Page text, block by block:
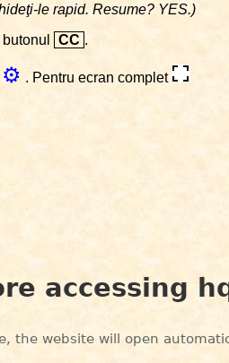
le rapid. Resume? YES.)
CC .
⚙ . Pentru ecran complet